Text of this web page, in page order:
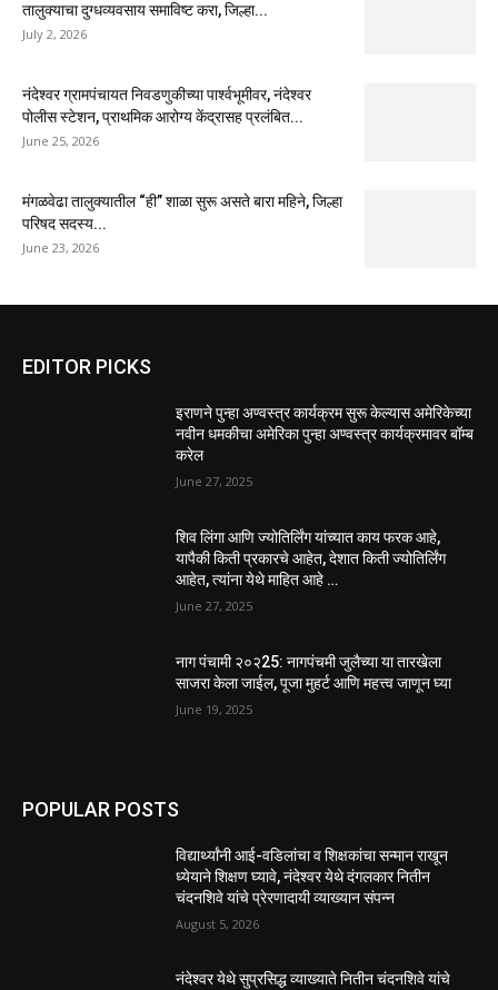
तालुक्याचा दुग्धव्यवसाय समाविष्ट करा, जिल्हा...
July 2, 2026
नंदेश्वर ग्रामपंचायत निवडणुकीच्या पार्श्वभूमीवर, नंदेश्वर
पोलीस स्टेशन, प्राथमिक आरोग्य केंद्रासह प्रलंबित...
June 25, 2026
मंगळवेढा तालुक्यातील “ही” शाळा सुरू असते बारा महिने, जिल्हा
परिषद सदस्य...
June 23, 2026
EDITOR PICKS
इराणने पुन्हा अण्वस्त्र कार्यक्रम सुरू केल्यास अमेरिकेच्या
नवीन धमकीचा अमेरिका पुन्हा अण्वस्त्र कार्यक्रमावर बॉम्ब
करेल
June 27, 2025
शिव लिंगा आणि ज्योतिर्लिंग यांच्यात काय फरक आहे,
यापैकी किती प्रकारचे आहेत, देशात किती ज्योतिर्लिंग
आहेत, त्यांना येथे माहित आहे …
June 27, 2025
नाग पंचामी २०२25: नागपंचमी जुलैच्या या तारखेला
साजरा केला जाईल, पूजा मुहर्ट आणि महत्त्व जाणून घ्या
June 19, 2025
POPULAR POSTS
विद्यार्थ्यांनी आई-वडिलांचा व शिक्षकांचा सन्मान राखून
ध्येयाने शिक्षण घ्यावे, नंदेश्वर येथे दंगलकार नितीन
चंदनशिवे यांचे प्रेरणादायी व्याख्यान संपन्न
August 5, 2026
नंदेश्वर येथे सुप्रसिद्ध व्याख्याते नितीन चंदनशिवे यांचे